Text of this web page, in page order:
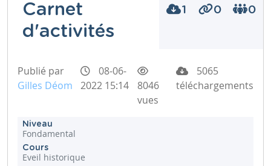
Carnet
d'activités
1 0 0
Publié par
Gilles Déom
08-06-
2022 15:14
8046
vues
5065
téléchargements
Niveau
Fondamental
Cours
Eveil historique